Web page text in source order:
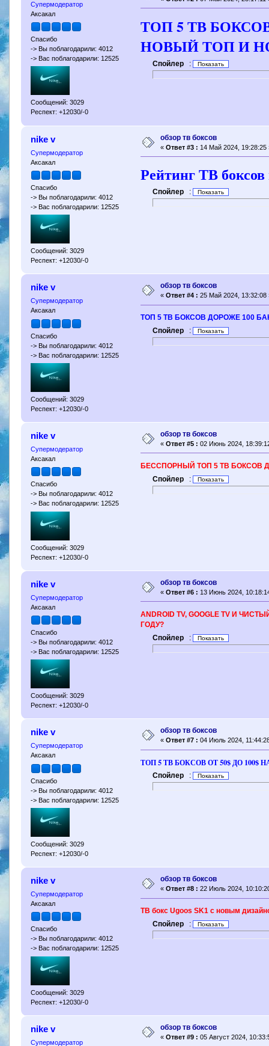
Супермодератор
Аксакал
Спасибо
-> Вы поблагодарили: 4012
-> Вас поблагодарили: 12525
Сообщений: 3029
Респект: +12030/-0
ТОП 5 ТВ
НОВЫЙ ТОП И
Спойлер :
nike v
Супермодератор
Аксакал
Спасибо
-> Вы поблагодарили: 4012
-> Вас поблагодарили: 12525
Сообщений: 3029
Респект: +12030/-0
обзор тв боксов
« Ответ #3 : 14 Май 2024, 19:28:25
Рейтинг ТВ
Спойлер :
nike v
Супермодератор
Аксакал
Спасибо
-> Вы поблагодарили: 4012
-> Вас поблагодарили: 12525
Сообщений: 3029
Респект: +12030/-0
обзор тв боксов
« Ответ #4 : 25 Май 2024, 13:32:08
ТОП 5 ТВ БОКСОВ ДОРОЖЕ 100
Спойлер
:
nike v
Супермодератор
Аксакал
Спасибо
-> Вы поблагодарили: 4012
-> Вас поблагодарили: 12525
Сообщений: 3029
Респект: +12030/-0
обзор тв боксов
« Ответ #5 : 02 Июнь 2024,
БЕССПОРНЫЙ ТОП 5 ТВ БОКСОВ
Спойлер
:
nike v
Супермодератор
Аксакал
Спасибо
-> Вы поблагодарили: 4012
-> Вас поблагодарили: 12525
Сообщений: 3029
Респект: +12030/-0
обзор тв боксов
« Ответ #6 : 13 Июнь 2024,
ANDROID TV, GOOGLE TV И
ГОДУ?
Спойлер
:
nike v
Супермодератор
Аксакал
Спасибо
-> Вы поблагодарили: 4012
-> Вас поблагодарили: 12525
Сообщений: 3029
Респект: +12030/-0
обзор тв боксов
« Ответ #7 : 04 Июль 2024,
ТОП 5 ТВ БОКСОВ ОТ 50$ ДО
Спойлер :
nike v
Супермодератор
Аксакал
Спасибо
-> Вы поблагодарили: 4012
-> Вас поблагодарили: 12525
Сообщений: 3029
Респект: +12030/-0
обзор тв боксов
« Ответ #8 : 22 Июль 2024,
ТВ бокс Ugoos SK1 с новым
Спойлер
:
nike v
Супермодератор
обзор тв боксов
« Ответ #9 : 05 Август 2024,